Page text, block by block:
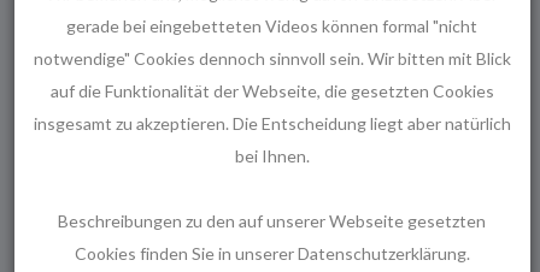
verbinden sich in der christlichen Hoffnung auf die
Auferstehung der Toten.
Beitrag
Erntedankfest Beitrag
ist
Namen kam ›
gerade bei eingebetteten Videos können formal "nicht
notwendige" Cookies dennoch sinnvoll sein. Wir bitten mit Blick
auf die Funktionalität der Webseite, die gesetzten Cookies
insgesamt zu akzeptieren. Die Entscheidung liegt aber natürlich
bei Ihnen.
Beschreibungen zu den auf unserer Webseite gesetzten
Cookies finden Sie in unserer Datenschutzerklärung.